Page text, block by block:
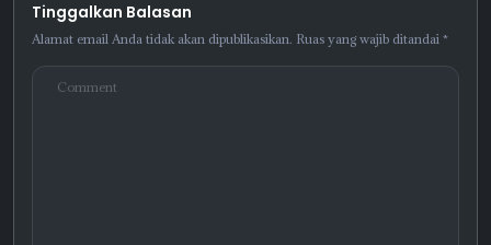
Tinggalkan Balasan
Alamat email Anda tidak akan dipublikasikan. Ruas yang wajib ditandai *